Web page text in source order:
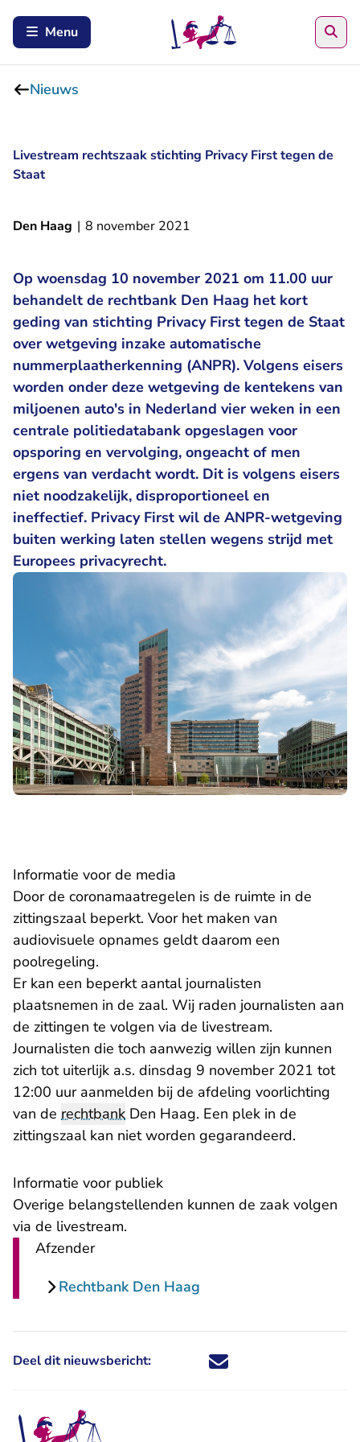
Menu
Nieuws
Livestream rechtszaak stichting Privacy First tegen de
Staat
Den Haag | 8 november 2021
Op woensdag 10 november 2021 om 11.00 uur
behandelt de rechtbank Den Haag het kort
geding van stichting Privacy First tegen de Staat
over wetgeving inzake automatische
nummerplaatherkenning (ANPR). Volgens eisers
worden onder deze wetgeving de kentekens van
miljoenen auto's in Nederland vier weken in een
centrale politiedatabank opgeslagen voor
opsporing en vervolging, ongeacht of men
ergens van verdacht wordt. Dit is volgens eisers
niet noodzakelijk, disproportioneel en
ineffectief. Privacy First wil de ANPR-wetgeving
buiten werking laten stellen wegens strijd met
Europees privacyrecht.
Informatie voor de media
Door de coronamaatregelen is de ruimte in de
zittingszaal beperkt. Voor het maken van
audiovisuele opnames geldt daarom een
poolregeling.
Er kan een beperkt aantal journalisten
plaatsnemen in de zaal. Wij raden journalisten aan
de zittingen te volgen via de livestream.
Journalisten die toch aanwezig willen zijn kunnen
zich tot uiterlijk a.s. dinsdag 9 november 2021 tot
12:00 uur aanmelden bij de afdeling voorlichting
van de rechtbank Den Haag. Een plek in de
zittingszaal kan niet worden gegarandeerd.
Informatie voor publiek
Overige belangstellenden kunnen de zaak volgen
via de livestream.
Afzender
Rechtbank Den Haag
Deel dit nieuwsbericht: Deel dit nieuwsbericht via X -
Deel dit nieuwsbericht via
Deel dit nieuwsbericht
Deel dit